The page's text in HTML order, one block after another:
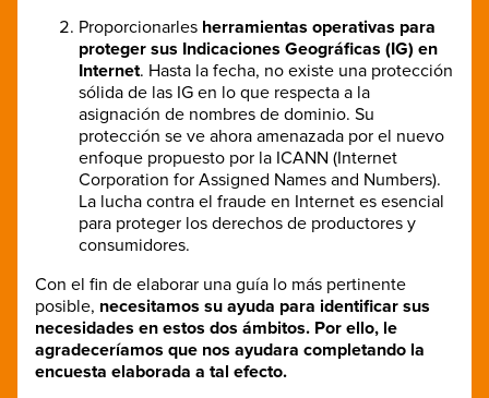
Proporcionarles herramientas operativas para
proteger sus Indicaciones Geográficas (IG) en
Internet. Hasta la fecha, no existe una protección
sólida de las IG en lo que respecta a la
asignación de nombres de dominio. Su
protección se ve ahora amenazada por el nuevo
enfoque propuesto por la ICANN (Internet
Corporation for Assigned Names and Numbers).
La lucha contra el fraude en Internet es esencial
para proteger los derechos de productores y
consumidores.
Con el fin de elaborar una guía lo más pertinente
posible, necesitamos su ayuda para identificar sus
necesidades en estos dos ámbitos. Por ello, le
agradeceríamos que nos ayudara completando la
encuesta elaborada a tal efecto.